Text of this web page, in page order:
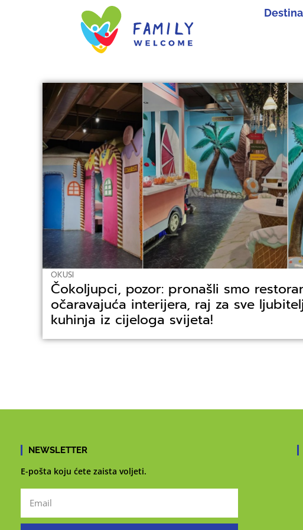
OKUSI
Čokoljupci, pozor: pronašli smo
očaravajuća interijera, raj za sve
kuhinja iz cijeloga svijeta!
NEWSLETTER
E-pošta koju ćete zaista voljeti.